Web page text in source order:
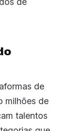
de
milhões de
talentos